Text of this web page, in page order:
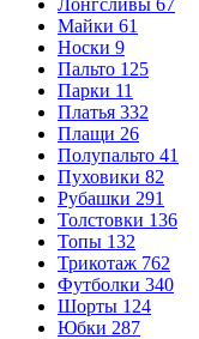
Лонгсливы 67
Майки 61
Носки 9
Пальто 125
Парки 11
Платья 332
Плащи 26
Полупальто 41
Пуховики 82
Рубашки 291
Толстовки 136
Топы 132
Трикотаж 762
Футболки 340
Шорты 124
Юбки 287